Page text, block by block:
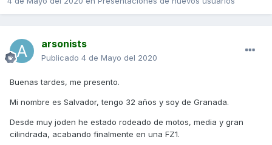
arsonists
Publicado 4 de Mayo del 2020
Buenas tardes, me presento.
Mi nombre es Salvador, tengo 32 años y soy de Granada.
Desde muy joden he estado rodeado de motos, media y gran
cilindrada, acabando finalmente en una FZ1.